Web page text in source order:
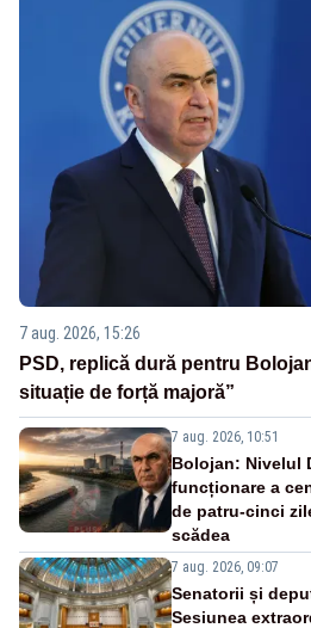
7 aug. 2026, 15:26
PSD, replică dură pentru
situație de forță majoră”
7 aug. 2026, 10:51
Bolojan: Nivelul
funcționare a
de patru-cinci
scădea
7 aug. 2026, 09:07
Senatorii și
Sesiunea